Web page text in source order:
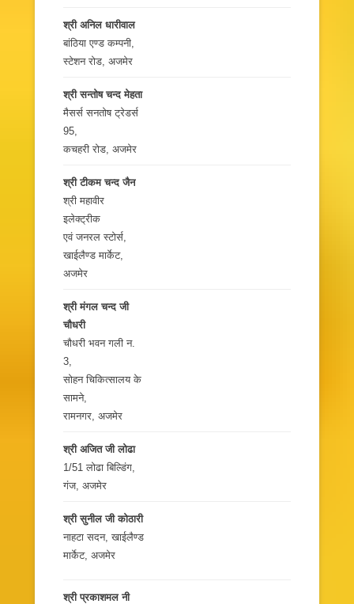
श्री अनिल धारीवाल
बांठिया एण्ड कम्पनी,
स्टेशन रोड, अजमेर
श्री सन्‍तोष चन्द मेहता
मैसर्स सनतोष ट्रेडर्स
95,
कचहरी रोड, अजमेर
श्री टीकम चन्द जैन
श्री महावीर
इलेक्ट्रीक
एवं जनरल स्टोर्स,
खाईलैण्ड मार्केट,
अजमेर
श्री मंगल चन्द जी
चौधरी
चौधरी भवन गली न.
3,
सोहन चिकित्सालय के
सामने,
रामनगर, अजमेर
श्री अजित जी लोढा
1/51 लोढा बिल्डिंग,
गंज, अजमेर
श्री सुनील जी कोठारी
नाहटा सदन, खाईलैण्ड
मार्केट, अजमेर
श्री प्रकाशमल नी